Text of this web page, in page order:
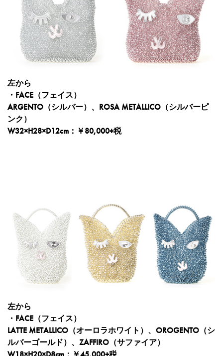
左から
・FACE（フェイス）
ARGENTO（シルバー）、ROSA METALLICO（シルバーピ
ンク）
W32×H28×D12cm：￥80,000+税
左から
・FACE（フェイス）
LATTE METALLICO（オーロラホワイト）、OROGENTO（シ
ルバーゴールド）、ZAFFIRO（サファイア）